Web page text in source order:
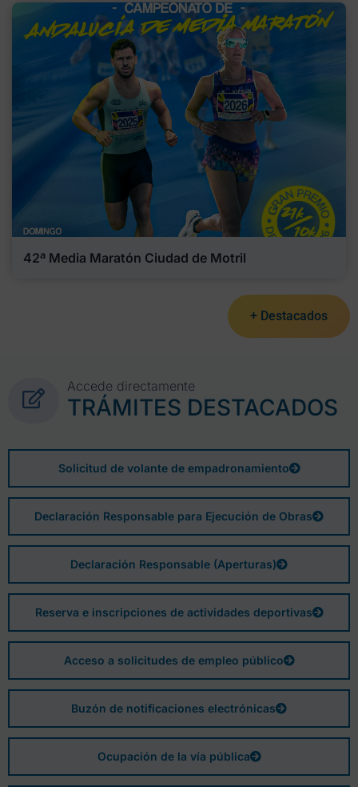
42ª Media Maratón Ciudad de Motril
+ Destacados
Accede directamente
TRÁMITES DESTACADOS
Solicitud de volante de empadronamiento
Declaración Responsable para Ejecución de Obras
Declaración Responsable (Aperturas)
Reserva e inscripciones de actividades deportivas
Acceso a solicitudes de empleo público
Buzón de notificaciones electrónicas
Ocupación de la vía pública